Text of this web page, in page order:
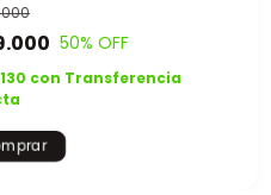
50% OFF
con Transferencia